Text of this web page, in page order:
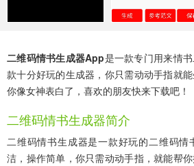
二维码情书生成器app是一款专门用来情
款十分好玩的生成器，你只需动动手指就
你像女神表白了，喜欢的朋友快来下载吧！
二维码情书生成器简介
二维码情书生成器是一款好玩的二维码
洁，操作简单，你只需动动手指，就能帮